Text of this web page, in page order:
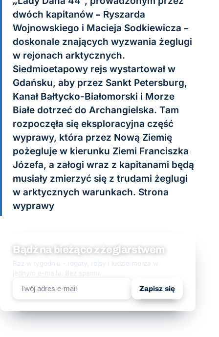
dwóch kapitanów – Ryszarda
Wojnowskiego i Macieja Sodkiewicza –
doskonale znających wyzwania żeglugi
w rejonach arktycznych.
Siedmioetapowy rejs wystartował w
Gdańsku, aby przez Sankt Petersburg,
Kanał Bałtycko-Białomorski i Morze
Białe dotrzeć do Archangielska. Tam
rozpoczęła się eksploracyjna część
wyprawy, która przez Nową Ziemię
pożegluje w kierunku Ziemi Franciszka
Józefa, a załogi wraz z kapitanami będą
musiały zmierzyć się z trudami żeglugi
w arktycznych warunkach. Strona
wyprawy
Bądź na bieżąco z żeglarstwem
Raz w tygodniu - regaty, rejsy i ludzie morza w
jednym e-mailu. Bez spamu.
Zapisz się